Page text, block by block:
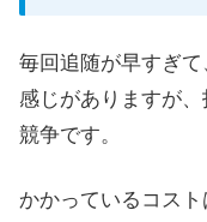
毎回追随が早すぎ
感じがありますが
競争です。
かかっているコス